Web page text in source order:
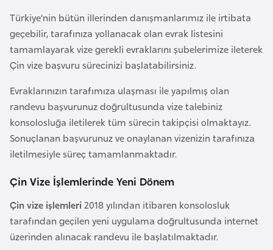
Türkiye’nin bütün illerinden danışmanlarımız ile irtibata
geçebilir, tarafınıza yollanacak olan evrak listesini
tamamlayarak vize gerekli evraklarını şubelerimize ileterek
Çin vize başvuru sürecinizi başlatabilirsiniz.
Evraklarınızın tarafımıza ulaşması ile yapılmış olan
randevu başvurunuz doğrultusunda vize talebiniz
konsolosluğa iletilerek tüm sürecin takipçisi olmaktayız.
Sonuçlanan başvurunuz ve onaylanan vizenizin tarafınıza
iletilmesiyle süreç tamamlanmaktadır.
Çin Vize İşlemlerinde Yeni Dönem
Çin vize işlemleri 2018 yılından itibaren konsolosluk
tarafından geçilen yeni uygulama doğrultusunda internet
üzerinden alınacak randevu ile başlatılmaktadır.
i
k
a
B
e
n
i
n
B
o
s
n